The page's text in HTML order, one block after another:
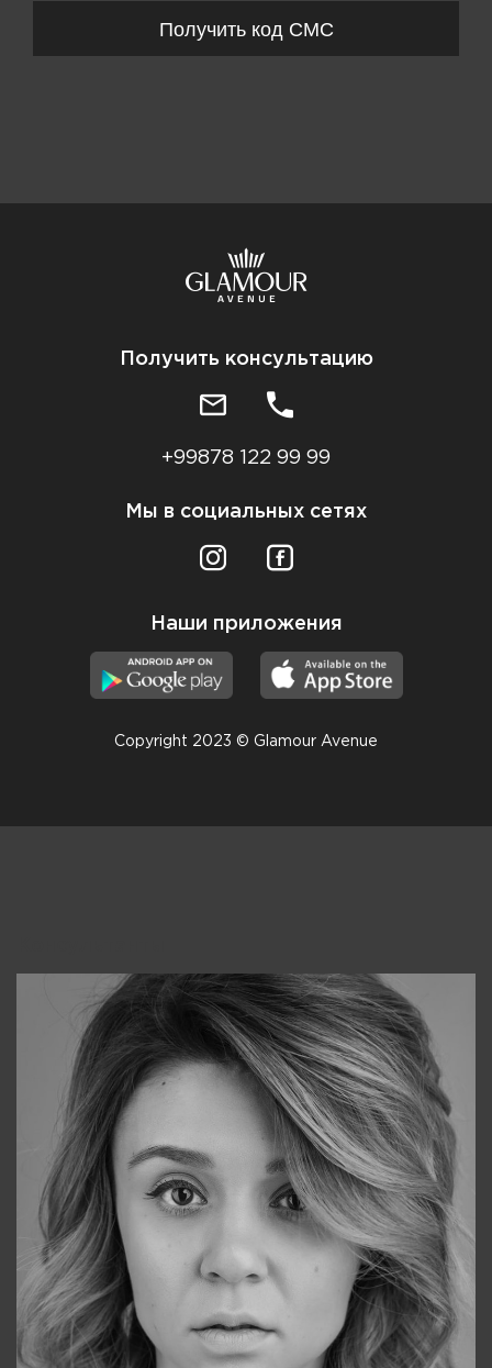
Получить код СМС
Получить консультацию
+99878 122 99 99
Мы в социальных сетях
Наши приложения
Copyright 2023 © Glamour Avenue